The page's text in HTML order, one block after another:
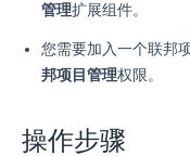
管理扩展组件。
您需要加入一个联邦
邦项目管理权限。
操作步骤